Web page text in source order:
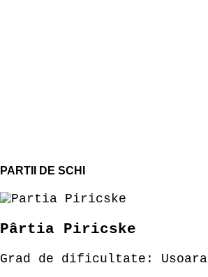
PARTII DE SCHI
Pârtia Piricske
Grad de dificultate: Usoara